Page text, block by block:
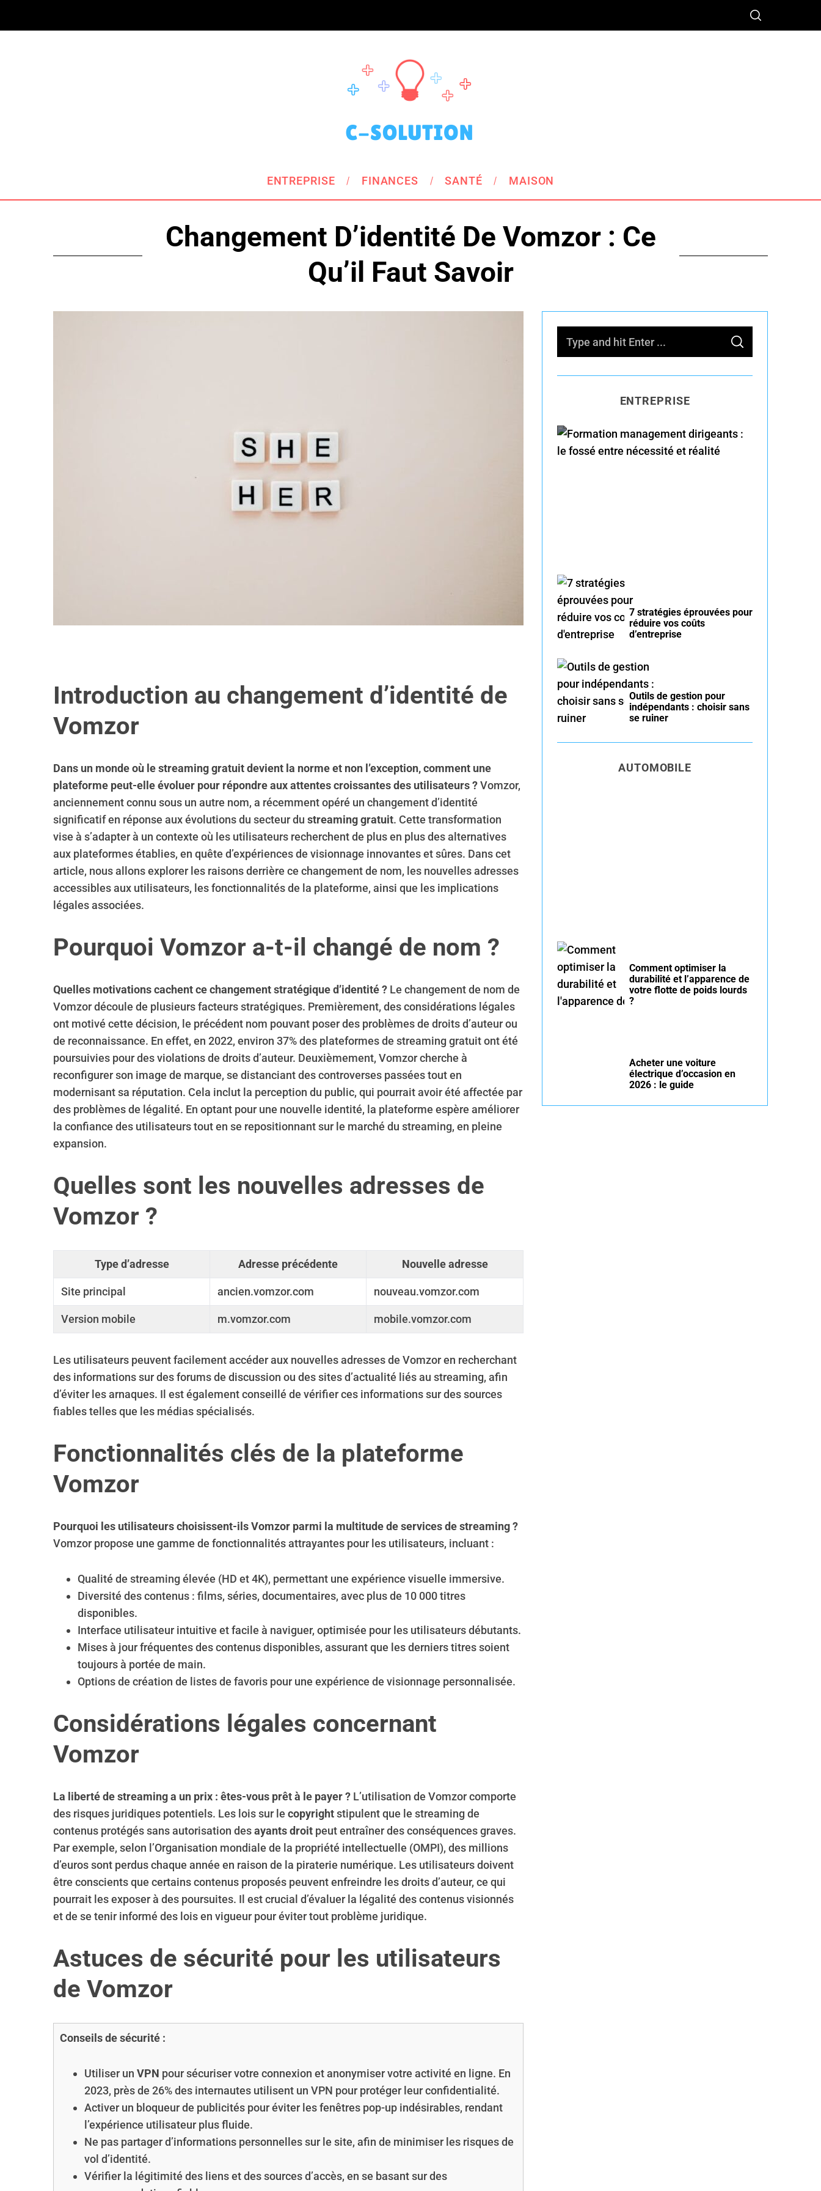
ENTREPRISE FINANCES SANTÉ MAISON
Changement D’identité De Vomzor : Ce
Qu’il Faut Savoir
Introduction au changement d’identité de
Vomzor
Dans un monde où le streaming gratuit devient la norme et non l’exception, comment une
plateforme peut-elle évoluer pour répondre aux attentes croissantes des utilisateurs ?Vomzor,
anciennement connu sous un autre nom, a récemment opéré un changement d’identité
significatif en réponse aux évolutions du secteur du streaming gratuit. Cette transformation
vise à s’adapter à un contexte où les utilisateurs recherchent de plus en plus des alternatives
aux plateformes établies, en quête d’expériences de visionnage innovantes et sûres. Dans cet
article, nous allons explorer les raisons derrière ce changement de nom, les nouvelles adresses
accessibles aux utilisateurs, les fonctionnalités de la plateforme, ainsi que les implications
légales associées.
Pourquoi Vomzor a-t-il changé de nom ?
Quelles motivations cachent ce changement stratégique d’identité ? Le changement de nom de
Vomzor découle de plusieurs facteurs stratégiques. Premièrement, des considérations légales
ont motivé cette décision, le précédent nom pouvant poser des problèmes de droits d’auteur ou
de reconnaissance. En effet, en 2022, environ 37% des plateformes de streaming gratuit ont été
poursuivies pour des violations de droits d’auteur. Deuxièmement, Vomzor cherche à
reconfigurer son image de marque, se distanciant des controverses passées tout en
modernisant sa réputation. Cela inclut la perception du public, qui pourrait avoir été affectée par
des problèmes de légalité. En optant pour une nouvelle identité, la plateforme espère améliorer
la confiance des utilisateurs tout en se repositionnant sur le marché du streaming, en pleine
expansion.
Quelles sont les nouvelles adresses de
Vomzor ?
Type d’adresse Adresse précédente Nouvelle adresse
Site principal ancien.vomzor.com nouveau.vomzor.com
Version mobile m.vomzor.com mobile.vomzor.com
Les utilisateurs peuvent facilement accéder aux nouvelles adresses de Vomzor en recherchant
des informations sur des forums de discussion ou des sites d’actualité liés au streaming, afin
d’éviter les arnaques. Il est également conseillé de vérifier ces informations sur des sources
fiables telles que les médias spécialisés.
Fonctionnalités clés de la plateforme
Vomzor
Pourquoi les utilisateurs choisissent-ils Vomzor parmi la multitude de services de streaming ?
Vomzor propose une gamme de fonctionnalités attrayantes pour les utilisateurs, incluant :
Qualité de streaming élevée (HD et 4K), permettant une expérience visuelle immersive.
Diversité des contenus : films, séries, documentaires, avec plus de 10 000 titres
disponibles.
Interface utilisateur intuitive et facile à naviguer, optimisée pour les utilisateurs débutants.
Mises à jour fréquentes des contenus disponibles, assurant que les derniers titres soient
toujours à portée de main.
Options de création de listes de favoris pour une expérience de visionnage personnalisée.
Considérations légales concernant
Vomzor
La liberté de streaming a un prix : êtes-vous prêt à le payer ? L’utilisation de Vomzor comporte
des risques juridiques potentiels. Les lois sur le copyrightstipulent que le streaming de
contenus protégés sans autorisation desayants droit peut entraîner des conséquences graves.
Par exemple, selon l’Organisation mondiale de la propriété intellectuelle (OMPI), des millions
d’euros sont perdus chaque année en raison de la piraterie numérique. Les utilisateurs doivent
être conscients que certains contenus proposés peuvent enfreindre les droits d’auteur, ce qui
pourrait les exposer à des poursuites. Il est crucial d’évaluer la légalité des contenus visionnés
et de se tenir informé des lois en vigueur pour éviter tout problème juridique.
Astuces de sécurité pour les utilisateurs
de Vomzor
Conseils de sécurité :
Utiliser un VPN pour sécuriser votre connexion et anonymiser votre activité en ligne. En
2023, près de 26% des internautes utilisent un VPN pour protéger leur confidentialité.
Activer un bloqueur de publicités pour éviter les fenêtres pop-up indésirables, rendant
l’expérience utilisateur plus fluide.
Ne pas partager d’informations personnelles sur le site, afin de minimiser les risques de
vol d’identité.
Vérifier la légitimité des liens et des sources d’accès, en se basant sur des
f
o
S
A
C
ENTREPRISE
7 stratégies éprouvées pour
réduire vos coûts
d’entreprise
Outils de gestion pour
indépendants : choisir sans
se ruiner
AUTOMOBILE
Comment optimiser la
durabilité et l’apparence de
votre flotte de poids lourds
?
Acheter une voiture
électrique d’occasion en
2026 : le guide
a
c
h
o
r
: